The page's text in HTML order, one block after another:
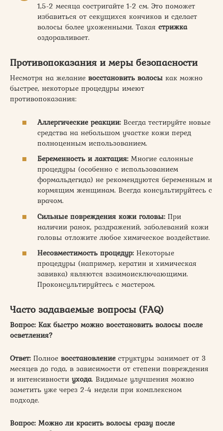
1,5-2 месяца состригайте 1-2 см. Это поможет
избавиться от секущихся кончиков и сделает
волосы более ухоженными. Такая стрижка
оздоравливает.
Противопоказания и меры безопасности
Несмотря на желание восстановить волосы как можно
быстрее, некоторые процедуры имеют
противопоказания:
Аллергические реакции: Всегда тестируйте новые
средства на небольшом участке кожи перед
полноценным использованием.
Беременность и лактация: Многие салонные
процедуры (особенно с использованием
формальдегида) не рекомендуются беременным и
кормящим женщинам. Всегда консультируйтесь с
врачом.
Сильные повреждения кожи головы: При
наличии ранок, раздражений, заболеваний кожи
головы отложите любое химическое воздействие.
Несовместимость процедур: Некоторые
процедуры (например, кератин и химическая
завивка) являются взаимоисключающими.
Проконсультируйтесь с мастером.
Часто задаваемые вопросы (FAQ)
Вопрос: Как быстро можно восстановить волосы после
осветления?
Ответ: Полное восстановление структуры занимает от 3
месяцев до года, в зависимости от степени повреждения
и интенсивности ухода. Видимые улучшения можно
заметить уже через 2-4 недели при комплексном
подходе.
Вопрос: Можно ли красить волосы сразу после